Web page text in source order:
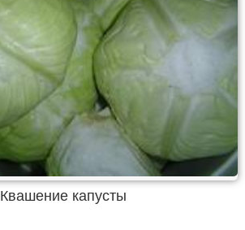
Квашение капусты